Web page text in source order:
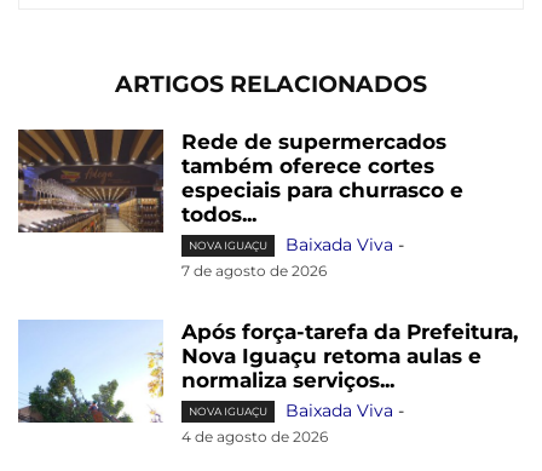
ARTIGOS RELACIONADOS
Rede de supermercados
também oferece cortes
especiais para churrasco e
todos...
NOVA IGUAÇU Baixada Viva -
7 de agosto de 2026
Após força-tarefa da Prefeitura,
Nova Iguaçu retoma aulas e
normaliza serviços...
NOVA IGUAÇU Baixada Viva -
4 de agosto de 2026